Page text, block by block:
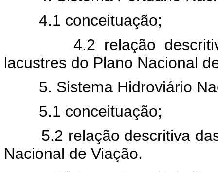
4.1 conceituação;
4.2 relação
lacustres do Plano Nacional
5. Sistema Hidroviário
5.1 conceituação;
5.2 relação descritiva
Nacional de Viação.